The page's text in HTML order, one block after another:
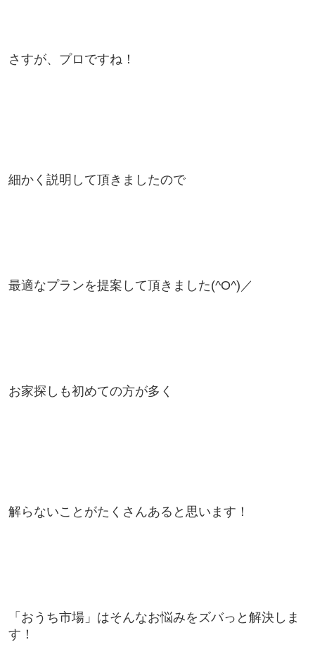
さすが、プロですね！
細かく説明して頂きましたので
最適なプランを提案して頂きました(^O^)／
お家探しも初めての方が多く
解らないことがたくさんあると思います！
「おうち市場」はそんなお悩みをズバっと解決しま
す！